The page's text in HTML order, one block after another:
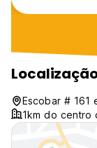
Escobar # 161
1km do centro